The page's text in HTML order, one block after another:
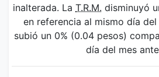
inalterada. La T.R.M. disminuyó
en referencia al mismo día
subió un 0% (0.04 pesos)
día del mes